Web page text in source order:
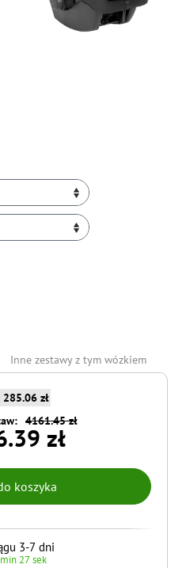
Inne zestawy z tym wózkiem
285.06 zł
4161.45 zł
zł
3-7 dni
25 sek